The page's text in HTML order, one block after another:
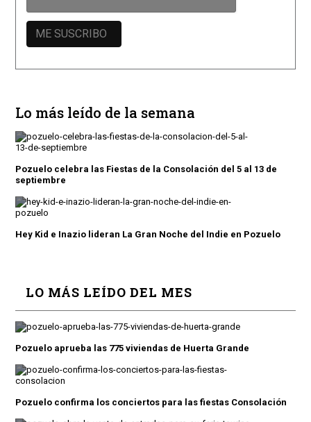
Lo más leído de la semana
Pozuelo celebra las Fiestas de la Consolación del 5 al 13 de
septiembre
Hey Kid e Inazio lideran La Gran Noche del Indie en Pozuelo
LO MÁS LEÍDO DEL MES
Pozuelo aprueba las 775 viviendas de Huerta Grande
Pozuelo confirma los conciertos para las fiestas Consolación